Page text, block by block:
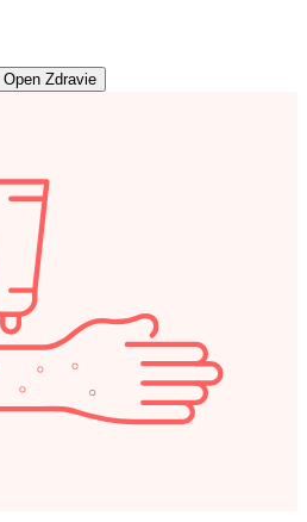
Open Zdravie